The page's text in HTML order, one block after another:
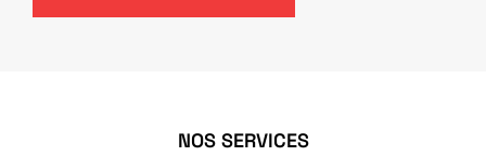
NOS SERVICES